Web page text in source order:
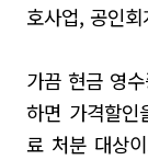
호사업, 공인
가끔 현금 영
하면 가격할인
료 처분 대상